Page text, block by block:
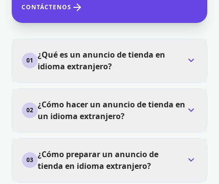
CONTÁCTENOS arrow_forward
01
¿Qué es un anuncio de tienda en
idioma extranjero?
expand_more
02
¿Cómo hacer un anuncio de tienda en
un idioma extranjero?
expand_more
03
¿Cómo preparar un anuncio de
tienda en idioma extranjero?
expand_more